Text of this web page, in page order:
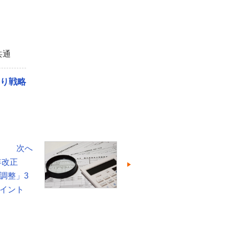
通
戦略
次へ
改正
整」3
ント